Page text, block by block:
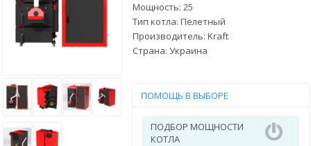
Мощность: 25
Тип котла: Пелетный
Производитель: Kraft
Страна: Украина
ПОМОЩЬ В ВЫБОРЕ
ПОДБОР МОЩНОСТИ
КОТЛА